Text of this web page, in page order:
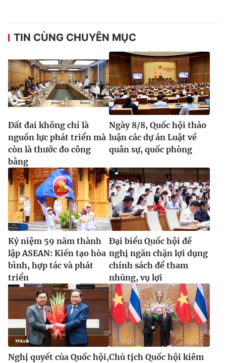
TIN CÙNG CHUYÊN MỤC
Đất đai không chỉ là
nguồn lực phát triển mà
còn là thước đo công
bằng
Ngày 8/8, Quốc hội thảo
luận các dự án Luật về
quân sự, quốc phòng
Kỷ niệm 59 năm thành
lập ASEAN: Kiến tạo hòa
bình, hợp tác và phát
triển
Đại biểu Quốc hội đề
nghị ngăn chặn lợi dụng
chính sách để tham
nhũng, vụ lợi
Nghị quyết của Quốc hội,Chủ tịch Quốc hội kiêm